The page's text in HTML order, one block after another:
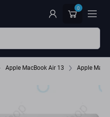
0
Apple MacBook Air 13 Apple